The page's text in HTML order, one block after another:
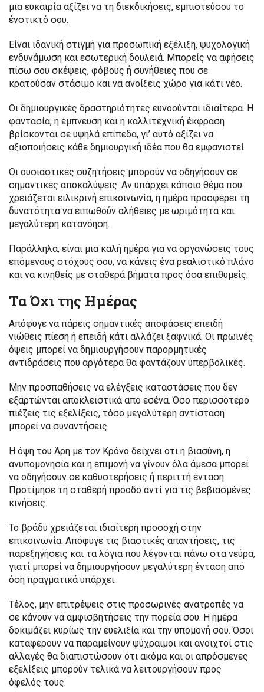
μια ευκαιρία αξίζει να τη διεκδικήσεις, εμπιστεύσου το
ένστικτό σου.
Είναι ιδανική στιγμή για προσωπική εξέλιξη, ψυχολογική
ενδυνάμωση και εσωτερική δουλειά. Μπορείς να αφήσεις
πίσω σου σκέψεις, φόβους ή συνήθειες που σε
κρατούσαν στάσιμο και να ανοίξεις χώρο για κάτι νέο.
Οι δημιουργικές δραστηριότητες ευνοούνται ιδιαίτερα. Η
φαντασία, η έμπνευση και η καλλιτεχνική έκφραση
βρίσκονται σε υψηλά επίπεδα, γι’ αυτό αξίζει να
αξιοποιήσεις κάθε δημιουργική ιδέα που θα εμφανιστεί.
Οι ουσιαστικές συζητήσεις μπορούν να οδηγήσουν σε
σημαντικές αποκαλύψεις. Αν υπάρχει κάποιο θέμα που
χρειάζεται ειλικρινή επικοινωνία, η ημέρα προσφέρει τη
δυνατότητα να ειπωθούν αλήθειες με ωριμότητα και
μεγαλύτερη κατανόηση.
Παράλληλα, είναι μια καλή ημέρα για να οργανώσεις τους
επόμενους στόχους σου, να κάνεις ένα ρεαλιστικό πλάνο
και να κινηθείς με σταθερά βήματα προς όσα επιθυμείς.
Τα Όχι της Ημέρας
Απόφυγε να πάρεις σημαντικές αποφάσεις επειδή
νιώθεις πίεση ή επειδή κάτι αλλάζει ξαφνικά. Οι πρωινές
όψεις μπορεί να δημιουργήσουν παρορμητικές
αντιδράσεις που αργότερα θα φαντάζουν υπερβολικές.
Μην προσπαθήσεις να ελέγξεις καταστάσεις που δεν
εξαρτώνται αποκλειστικά από εσένα. Όσο περισσότερο
πιέζεις τις εξελίξεις, τόσο μεγαλύτερη αντίσταση
μπορεί να συναντήσεις.
Η όψη του Άρη με τον Κρόνο δείχνει ότι η βιασύνη, η
ανυπομονησία και η επιμονή να γίνουν όλα άμεσα μπορεί
να οδηγήσουν σε καθυστερήσεις ή περιττή ένταση.
Προτίμησε τη σταθερή πρόοδο αντί για τις βεβιασμένες
κινήσεις.
Το βράδυ χρειάζεται ιδιαίτερη προσοχή στην
επικοινωνία. Απόφυγε τις βιαστικές απαντήσεις, τις
παρεξηγήσεις και τα λόγια που λέγονται πάνω στα νεύρα,
γιατί μπορεί να δημιουργήσουν μεγαλύτερη ένταση από
όση πραγματικά υπάρχει.
Τέλος, μην επιτρέψεις στις προσωρινές ανατροπές να
σε κάνουν να αμφισβητήσεις την πορεία σου. Η ημέρα
δοκιμάζει κυρίως την ευελιξία και την υπομονή σου. Όσοι
καταφέρουν να παραμείνουν ψύχραιμοι και ανοιχτοί στις
αλλαγές θα διαπιστώσουν ότι ακόμα και οι απρόσμενες
εξελίξεις μπορούν τελικά να λειτουργήσουν προς
όφελός τους.